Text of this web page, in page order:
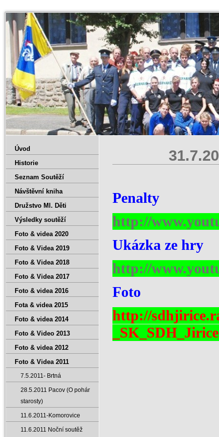
Penalty
http://
Ukázka ze hry
http://
Foto
http://
Úvod
Historie
Seznam Soutěží
Návštěvní kniha
Družstvo Ml. Děti
Výsledky soutěží
Foto & videa 2020
Foto & Videa 2019
Foto & Videa 2018
Foto & Videa 2017
Foto & videa 2016
Fota & videa 2015
Foto & videa 2014
Foto & Video 2013
Foto & videa 2012
Foto & Videa 2011
7.5.2011- Brtná
28.5.2011 Pacov (O pohár
starosty)
11.6.2011-Komorovice
11.6.2011 Noční soutěž